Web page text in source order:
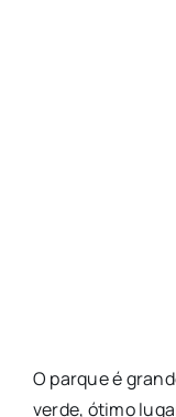
O parque é
verde, ótimo